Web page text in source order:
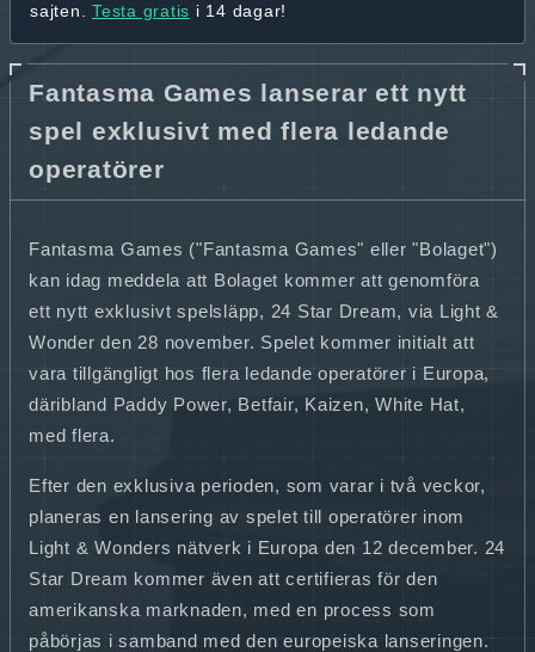
sajten. Testa gratis i 14 dagar!
Fantasma Games lanserar ett nytt
spel exklusivt med flera ledande
operatörer
Fantasma Games ("Fantasma Games" eller "Bolaget")
kan idag meddela att Bolaget kommer att genomföra
ett nytt exklusivt spelsläpp, 24 Star Dream, via Light &
Wonder den 28 november. Spelet kommer initialt att
vara tillgängligt hos flera ledande operatörer i Europa,
däribland Paddy Power, Betfair, Kaizen, White Hat,
med flera.
Efter den exklusiva perioden, som varar i två veckor,
planeras en lansering av spelet till operatörer inom
Light & Wonders nätverk i Europa den 12 december. 24
Star Dream kommer även att certifieras för den
amerikanska marknaden, med en process som
påbörjas i samband med den europeiska lanseringen.